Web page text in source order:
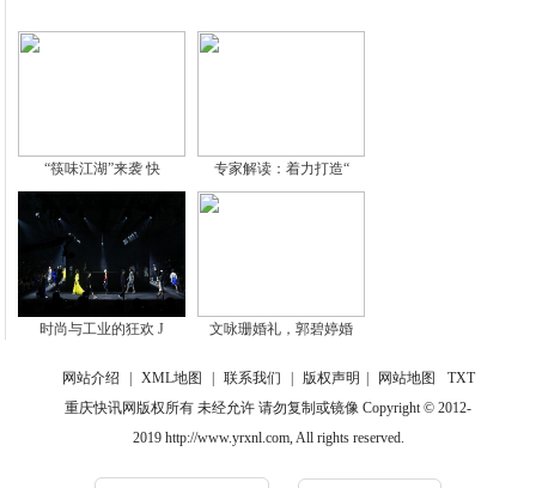
“筷味江湖”来袭 快 专家解读：着力打造“
时尚与工业的狂欢 J 文咏珊婚礼，郭碧婷婚
网站介绍 XML地图 联系我们 版权声明 网站地图
TXT
重庆快讯网版权所有 未经允许 请勿复制或镜像 Copyright © 2012-
2019 http://www.yrxnl.com, All rights reserved.